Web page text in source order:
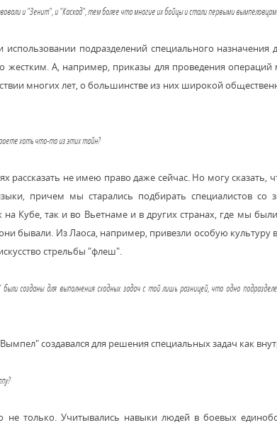
и "Зенит", и "Каскад", тем более что многие их бойцы и стали первыми
использовании подразделений специального
А, например, приказы для проведения операций
многих лет, о большинстве из них широкой
хоть что-то из этих тайн?
рассказать не имею право даже сейчас. Но могу
причем мы старались подбирать специалистов
на Кубе, так и во Вьетнаме и в других странах, где мы
они бывали. Из Лаоса, например, привезли особую
стрельбы "флеш".
созданы для выполнения сходных задач с той лишь разницей, что одно
создавался для решения специальных задач как
не только. Учитывались навыки людей в боевых